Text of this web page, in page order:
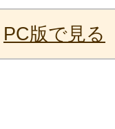
PC版で見る